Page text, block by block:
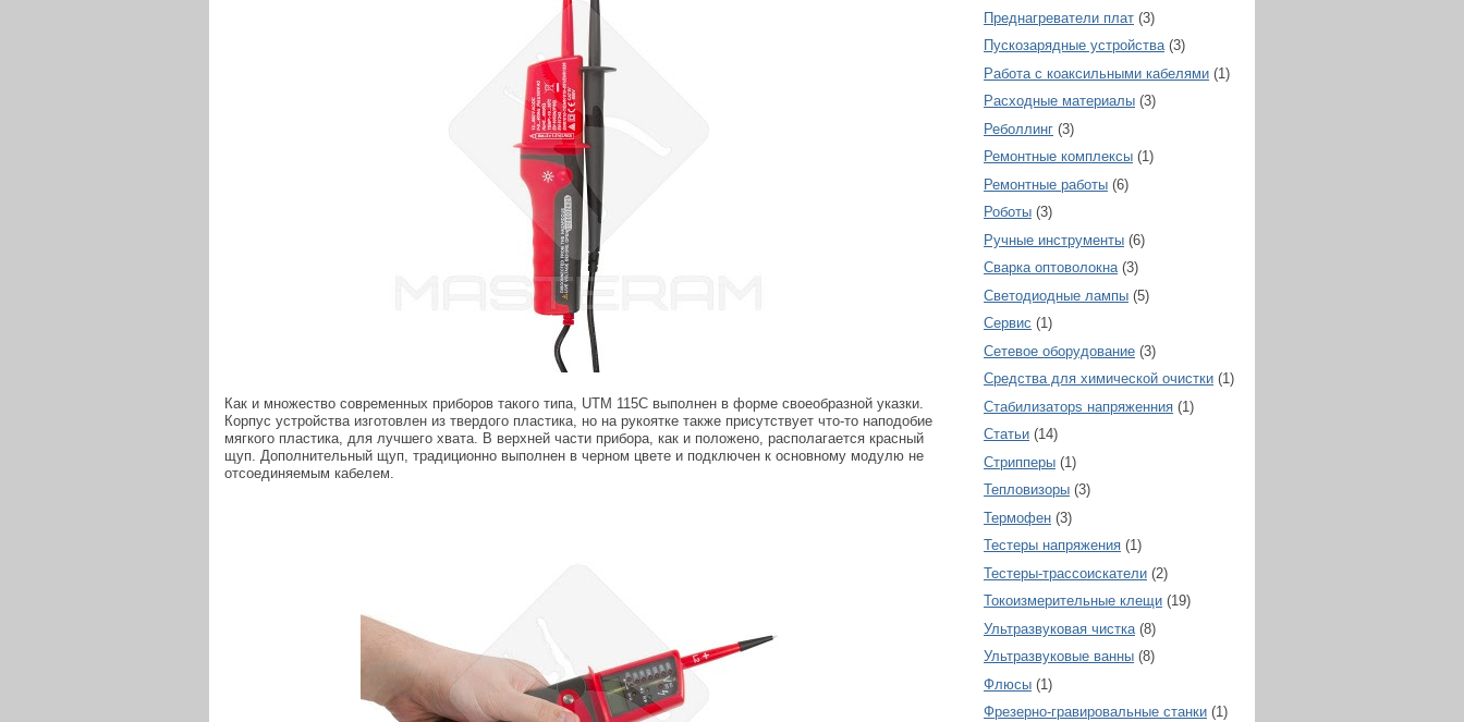
Как и множество современных приборов такого типа, UTM 115C выполнен в форме своеобразной указки.
Корпус устройства изготовлен из твердого пластика, но на рукоятке также присутствует что-то наподобие
мягкого пластика, для лучшего хвата. В верхней части прибора, как и положено, располагается красный
щуп. Дополнительный щуп, традиционно выполнен в черном цвете и подключен к основному модулю не
отсоединяемым кабелем.
Преднагреватели плат (3)
Пускозарядные устройства (3)
Работа с коаксильными кабелями (1)
Расходные материалы (3)
Реболлинг (3)
Ремонтные комплексы (1)
Ремонтные работы (6)
Роботы (3)
Ручные инструменты (6)
Сварка оптоволокна (3)
Светодиодные лампы (5)
Сервис (1)
Сетевое оборудование (3)
Средства для химической очистки (1)
Стабилизаторs напряженния (1)
Статьи (14)
Стрипперы (1)
Тепловизоры (3)
Термофен (3)
Тестеры напряжения (1)
Тестеры-трассоискатели (2)
Токоизмерительные клещи (19)
Ультразвуковая чистка (8)
Ультразвуковые ванны (8)
Флюсы (1)
Фрезерно-гравировальные станки (1)